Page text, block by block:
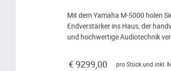
Mit dem Yamaha M-5000 holen
Endverstärker ins Haus, der
und hochwertige Audiotechnik
€ 9299,00 pro Stück und inkl.